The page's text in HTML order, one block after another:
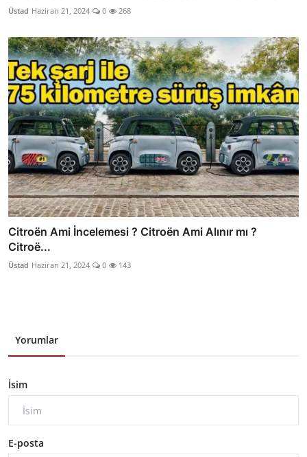
Üstad Haziran 21, 2024 0 268
Citroën Ami İncelemesi ? Citroën Ami Alınır mı ?
Citroë...
Üstad Haziran 21, 2024 0 143
Yorumlar
İsim
E-posta